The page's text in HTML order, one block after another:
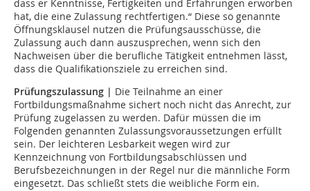
dass er Kenntnisse, Fertigkeiten und Erfahrungen erworben
hat, die eine Zulassung rechtfertigen.“ Diese so genannte
Öffnungsklausel nutzen die Prüfungsausschüsse, die
Zulassung auch dann auszusprechen, wenn sich den
Nachweisen über die berufliche Tätigkeit entnehmen lässt,
dass die Qualifikationsziele zu erreichen sind.
Prüfungszulassung | Die Teilnahme an einer
Fortbildungsmaßnahme sichert noch nicht das Anrecht, zur
Prüfung zugelassen zu werden. Dafür müssen die im
Folgenden genannten Zulassungsvoraussetzungen erfüllt
sein. Der leichteren Lesbarkeit wegen wird zur
Kennzeichnung von Fortbildungsabschlüssen und
Berufsbezeichnungen in der Regel nur die männliche Form
eingesetzt. Das schließt stets die weibliche Form ein.